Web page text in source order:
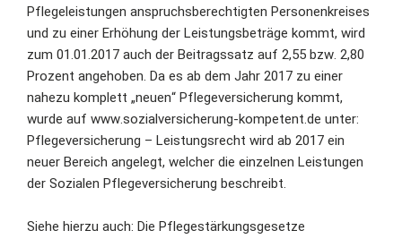
Pflegeleistungen anspruchsberechtigten Personenkreises
und zu einer Erhöhung der Leistungsbeträge kommt, wird
zum 01.01.2017 auch der Beitragssatz auf 2,55 bzw. 2,80
Prozent angehoben. Da es ab dem Jahr 2017 zu einer
nahezu komplett „neuen“ Pflegeversicherung kommt,
wurde auf www.sozialversicherung-kompetent.de unter:
Pflegeversicherung – Leistungsrecht wird ab 2017 ein
neuer Bereich angelegt, welcher die einzelnen Leistungen
der Sozialen Pflegeversicherung beschreibt.
Siehe hierzu auch: Die Pflegestärkungsgesetze